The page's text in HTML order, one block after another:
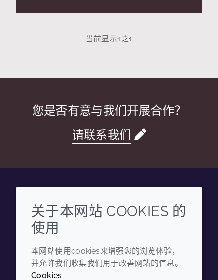
当前显示1之1
您是否有意与我们开展合作？
请联系我们
WechatYouku Zhihu Tiktok
企业
年度报告
可持续发展报告
条款和条件
隐私政策
关于本网站 COOKIES 的
使用
本网站使用cookies来增强您的浏览体验，
并允许我们收集我们用于改善网站的信息。
Cookies